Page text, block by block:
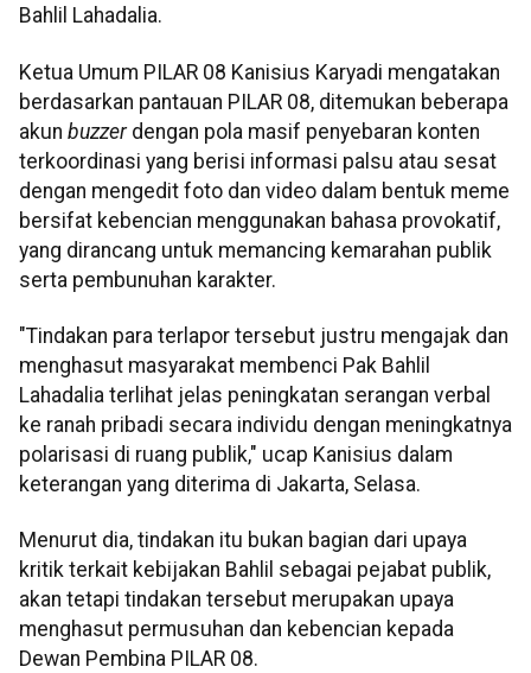
Bahlil Lahadalia.
Ketua Umum PILAR 08 Kanisius Karyadi mengatakan
berdasarkan pantauan PILAR 08, ditemukan beberapa
akun buzzerdengan pola masif penyebaran konten
terkoordinasi yang berisi informasi palsu atau sesat
dengan mengedit foto dan video dalam bentuk meme
bersifat kebencian menggunakan bahasa provokatif,
yang dirancang untuk memancing kemarahan publik
serta pembunuhan karakter.
"Tindakan para terlapor tersebut justru mengajak dan
menghasut masyarakat membenci Pak Bahlil
Lahadalia terlihat jelas peningkatan serangan verbal
ke ranah pribadi secara individu dengan meningkatnya
polarisasi di ruang publik," ucap Kanisius dalam
keterangan yang diterima di Jakarta, Selasa.
Menurut dia, tindakan itu bukan bagian dari upaya
kritik terkait kebijakan Bahlil sebagai pejabat publik,
akan tetapi tindakan tersebut merupakan upaya
menghasut permusuhan dan kebencian kepada
Dewan Pembina PILAR 08.